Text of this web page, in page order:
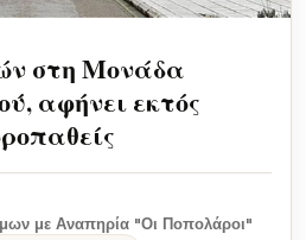
στη Μονάδα
αφήνει εκτός
με Αναπηρία "Οι Ποπολάροι"